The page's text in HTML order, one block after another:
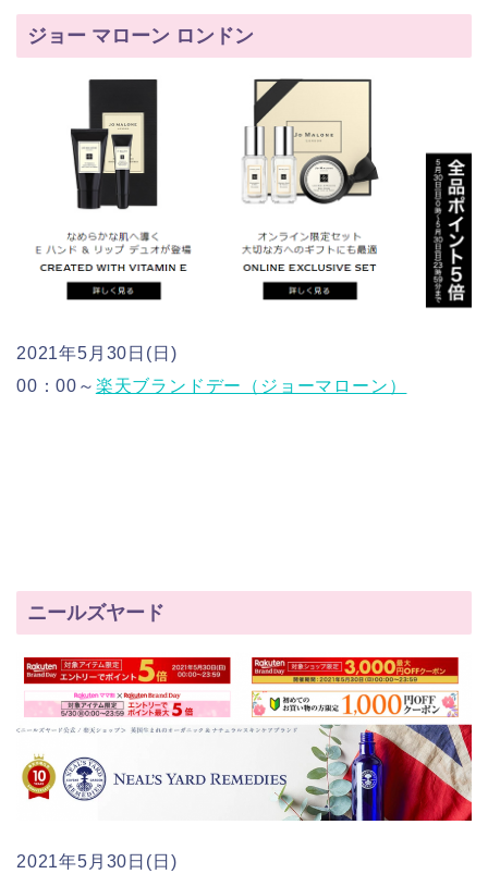
ジョー マローン ロンドン
2021年5月30日(日)
00：00～ 楽天ブランドデー（ジョーマローン）
ニールズヤード
2021年5月30日(日)